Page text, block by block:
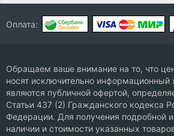
Оплата:
Обращаем ваше внимание на то, что
носят исключительно информационный
являются публичной офертой,
Статьи 437 (2) Гражданского кодекса
Федерации. Для получения подробной
наличии и стоимости указанных